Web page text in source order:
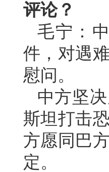
评论？
毛宁：
件，对遇
慰问。
中方坚
斯坦打击
方愿同巴
定。